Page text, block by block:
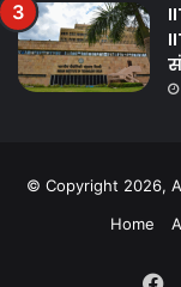
© Copyright 2026,
Home